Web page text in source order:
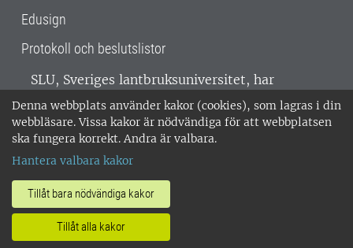
Denna webbplats använder kakor (cookies), som lagras i din
webbläsare. Vissa kakor är nödvändiga för att webbplatsen
ska fungera korrekt. Andra är valbara.
Hantera valbara kakor
Tillåt bara nödvändiga kakor
Tillåt alla kakor
Edusign
Protokoll och beslutslistor
SLU, Sveriges lantbruksuniversitet, har
verksamhet över hela Sverige. Huvudorter är
Alnarp, Uppsala och Umeå.SLU är
miljöcertifierat enligt ISO 14001. •
018-67 10 00 • Org nr: 202100-2817 •
Om SLU:s webbplatser
•Hantera kakor•Behandling av
personuppgifter